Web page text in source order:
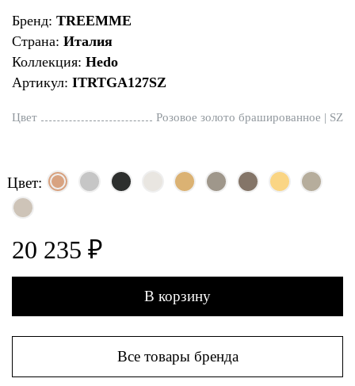
Бренд: TREEMME
Страна: Италия
Коллекция: Hedo
Артикул: ITRTGA127SZ
Цвет Розовое золото брашированное | SZ
Цвет:
20 235 ₽
В корзину
Все товары бренда